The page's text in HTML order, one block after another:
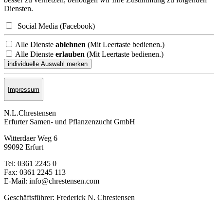
Diensten.
Social Media (Facebook)
Alle Dienste ablehnen (Mit Leertaste bedienen.)
Alle Dienste erlauben (Mit Leertaste bedienen.)
Impressum
N.L.Chrestensen
Erfurter Samen- und Pflanzen­zucht GmbH
Witterdaer Weg 6
99092 Erfurt
Tel: 0361 2245 0
Fax: 0361 2245 113
E-Mail: info@chrestensen.com
Geschäftsführer: Frederick N. Chrestensen